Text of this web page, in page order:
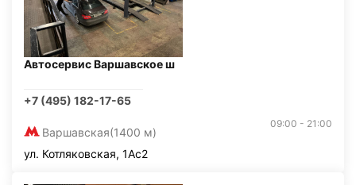
Автосервис Варшавское ш
+7 (495) 182-17-65
Варшавская(1400 м)
09:00 - 21:00
ул. Котляковская, 1Ас2